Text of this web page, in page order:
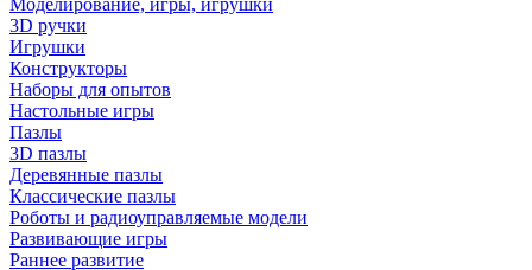
Моделирование, игры, игрушки
3D ручки
Игрушки
Конструкторы
Наборы для опытов
Настольные игры
Пазлы
3D пазлы
Деревянные пазлы
Классические пазлы
Роботы и радиоуправляемые модели
Развивающие игры
Раннее развитие